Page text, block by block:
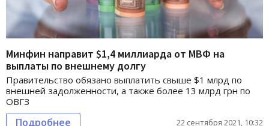
Минфин направит $1,4 миллиарда от МВФ на
выплаты по внешнему долгу
Правительство обязано выплатить свыше $1 млрд по
внешней задолженности, а также более 13 млрд грн по
ОВГЗ
Подробнее 22 сентября 2021, 10:32